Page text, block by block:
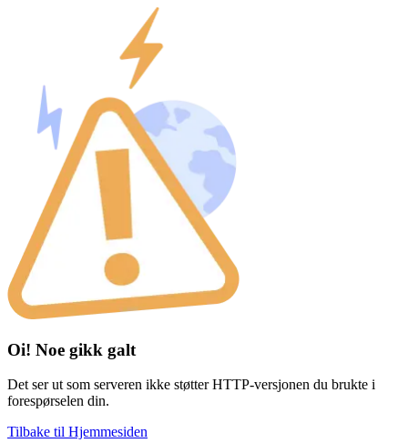
Oi! Noe gikk galt
Det ser ut som serveren ikke støtter HTTP-versjonen du brukte i
forespørselen din.
Tilbake til Hjemmesiden